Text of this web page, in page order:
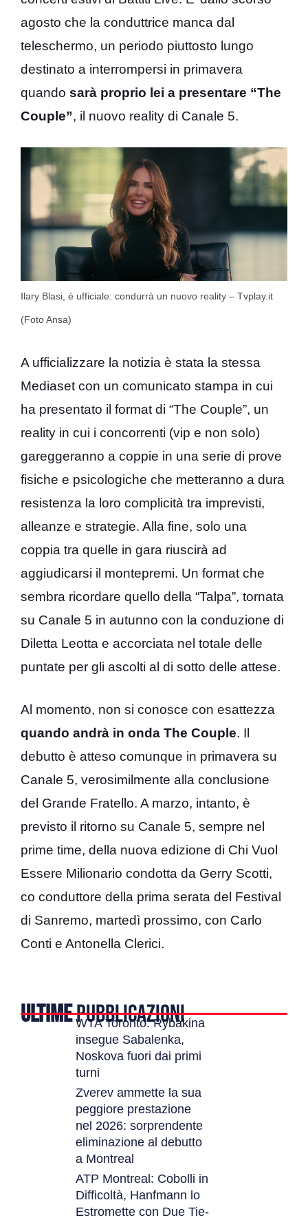
agosto che la conduttrice manca dal
teleschermo, un periodo piuttosto lungo
destinato a interrompersi in primavera
quando sarà proprio lei a presentare “The
Couple”, il nuovo reality di Canale 5.
Ilary Blasi, è ufficiale: condurrà un nuovo reality – Tvplay.it
(Foto Ansa)
A ufficializzare la notizia è stata la stessa
Mediaset con un comunicato stampa in cui
ha presentato il format di “The Couple”, un
reality in cui i concorrenti (vip e non solo)
gareggeranno a coppie in una serie di prove
fisiche e psicologiche che metteranno a dura
resistenza la loro complicità tra imprevisti,
alleanze e strategie. Alla fine, solo una
coppia tra quelle in gara riuscirà ad
aggiudicarsi il montepremi. Un format che
sembra ricordare quello della “Talpa”, tornata
su Canale 5 in autunno con la conduzione di
Diletta Leotta e accorciata nel totale delle
puntate per gli ascolti al di sotto delle attese.
Al momento, non si conosce con esattezza
quando andrà in onda The Couple. Il
debutto è atteso comunque in primavera su
Canale 5, verosimilmente alla conclusione
del Grande Fratello. A marzo, intanto, è
previsto il ritorno su Canale 5, sempre nel
prime time, della nuova edizione di Chi Vuol
Essere Milionario condotta da Gerry Scotti,
co conduttore della prima serata del Festival
di Sanremo, martedì prossimo, con Carlo
Conti e Antonella Clerici.
ULTIMEPUBBLICAZIONI
WTA Toronto: Rybakina
insegue Sabalenka,
Noskova fuori dai primi
turni
Zverev ammette la sua
peggiore prestazione
nel 2026: sorprendente
eliminazione al debutto
a Montreal
ATP Montreal: Cobolli in
Difficoltà, Hanfmann lo
Estromette con Due Tie-